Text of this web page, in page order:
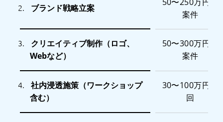
2. ブランド戦略立案
案件
3.
クリエイティブ制作（ロゴ、
Webなど）
50〜300万円／
案件
4.
社内浸透施策（ワークショップ
含む）
30〜100万円／
回